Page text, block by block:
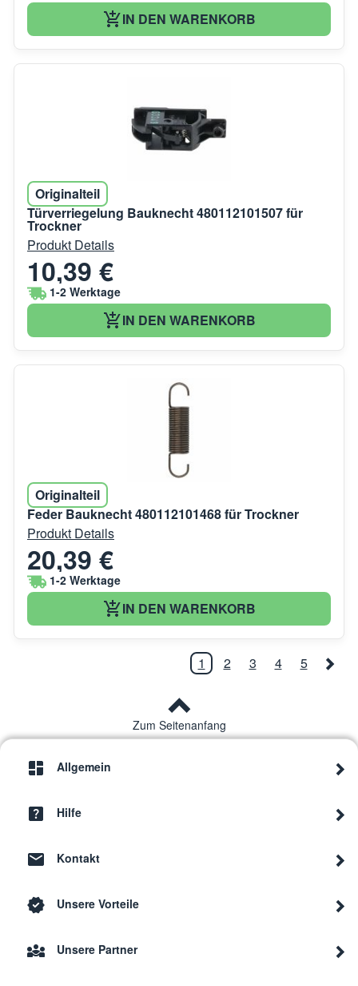
IN DEN WARENKORB
Originalteil
Türverriegelung Bauknecht 480112101507 für
Trockner
Produkt Details
10,39 €
1-2 Werktage
IN DEN WARENKORB
Originalteil
Feder Bauknecht 480112101468 für Trockner
Produkt Details
20,39 €
1-2 Werktage
IN DEN WARENKORB
1 2 3 4 5
Zum Seitenanfang
Allgemein
Hilfe
Kontakt
Unsere Vorteile
Unsere Partner